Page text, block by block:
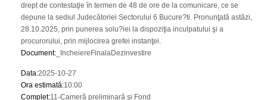
drept de contestaţie în termen de 48 de ore de la comunicare, ce se
depune la sediul Judecătoriei Sectorului 6 Bucure?ti. Pronunţată astăzi,
28.10.2025, prin punerea solu?iei la dispoziţia inculpatului şi a
procurorului, prin mijlocirea grefei instanţei.
Document: _IncheiereFinalaDezinvestire
Data:2025-10-27
Ora estimată:10:00
Complet:11-Cameră preliminară şi Fond